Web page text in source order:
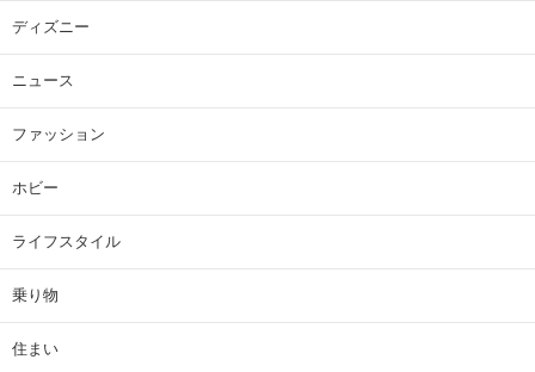
ディズニー
ニュース
ファッション
ホビー
ライフスタイル
乗り物
住まい